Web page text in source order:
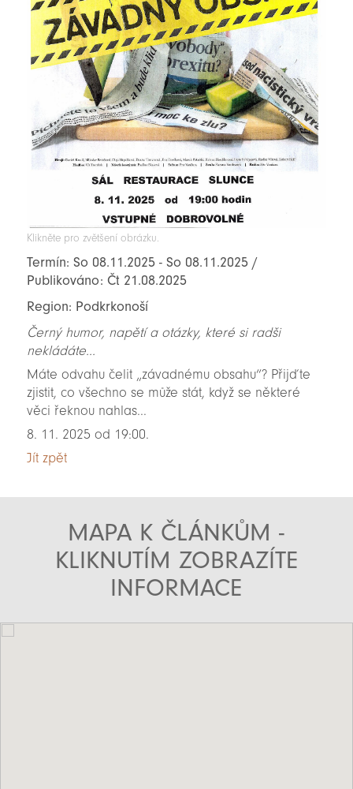
Klikněte pro zvětšení obrázku.
Termín: So 08.11.2025 - So 08.11.2025 /
Publikováno: Čt 21.08.2025
Region: Podkrkonoší
Černý humor, napětí a otázky, které si radši
nekládáte...
Máte odvahu čelit „závadnému obsahu“? Přijďte
zjistit, co všechno se může stát, když se některé
věci řeknou nahlas...
8. 11. 2025 od 19:00.
Jít zpět
MAPA K ČLÁNKŮM -
KLIKNUTÍM ZOBRAZÍTE
INFORMACE